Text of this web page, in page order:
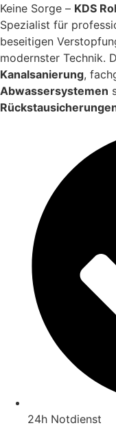
Keine Sorge – KDS
Spezialist für
beseitigen
modernster Technik.
Kanalsanierung,
Abwassersystemen
24h Notdienst